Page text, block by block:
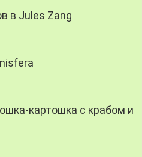
в Jules Zang
картошка с крабом и